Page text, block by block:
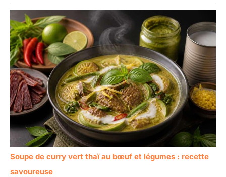
Soupe de curry vert thaï au bœuf et légumes : recette
savoureuse